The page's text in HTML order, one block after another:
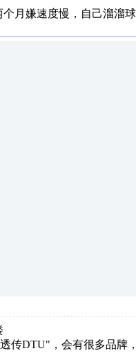
月嫌速度慢，自己溜溜
DTU"，会有很多品牌